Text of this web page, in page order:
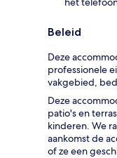
Beleid
Deze
professionele
vakgebied,
Deze
patio's en
kinderen. We
aankomst de
of ze een